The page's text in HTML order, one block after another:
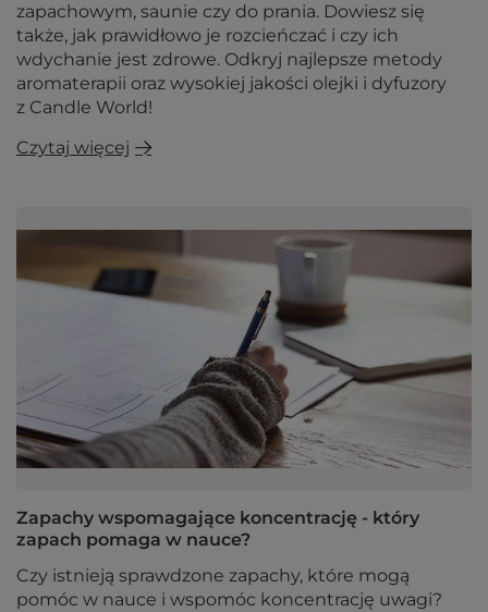
zapachowym, saunie czy do prania. Dowiesz się
także, jak prawidłowo je rozcieńczać i czy ich
wdychanie jest zdrowe. Odkryj najlepsze metody
aromaterapii oraz wysokiej jakości olejki i dyfuzory
z Candle World!
Czytaj więcej
Zapachy wspomagające koncentrację - który
zapach pomaga w nauce?
Czy istnieją sprawdzone zapachy, które mogą
pomóc w nauce i wspomóc koncentrację uwagi?